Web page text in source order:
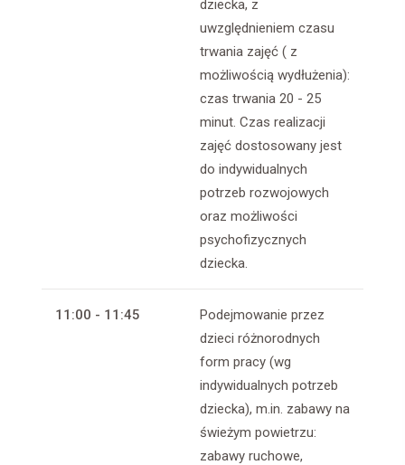
dziecka, z
uwzględnieniem czasu
trwania zajęć ( z
możliwością wydłużenia):
czas trwania 20 - 25
minut. Czas realizacji
zajęć dostosowany jest
do indywidualnych
potrzeb rozwojowych
oraz możliwości
psychofizycznych
dziecka.
11:00 - 11:45
Podejmowanie przez
dzieci różnorodnych
form pracy (wg
indywidualnych potrzeb
dziecka), m.in. zabawy na
świeżym powietrzu:
zabawy ruchowe,